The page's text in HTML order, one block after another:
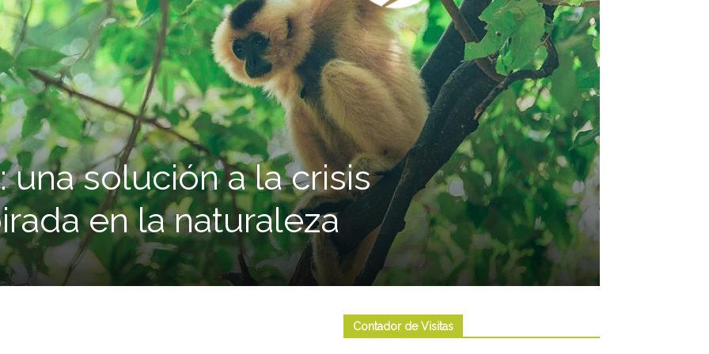
una solución a la crisis
en la naturaleza
Contador de Visitas